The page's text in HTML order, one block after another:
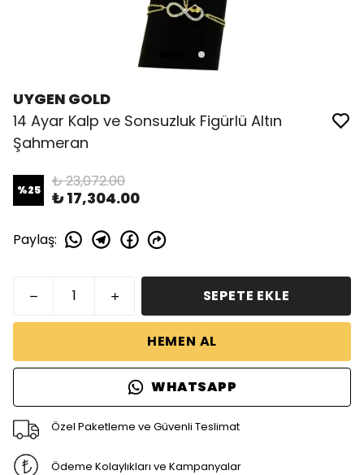
UYGEN GOLD
14 Ayar Kalp ve Sonsuzluk Figürlü Altın
Şahmeran
%25 ₺ 23,072.00
₺ 17,304.00
Paylaş:
SEPETE EKLE
HEMEN AL
WHATSAPP
Özel Paketleme ve Güvenli Teslimat
Ödeme Kolaylıkları ve Kampanyalar